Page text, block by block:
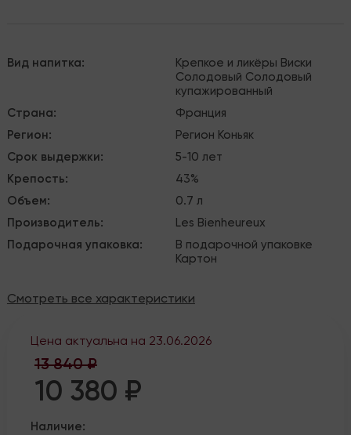
Вид напитка: Крепкое и ликёры Виски
Солодовый Солодовый
купажированный
Страна:
Франция
Регион:
Регион Коньяк
Срок выдержки:
5-10 лет
Крепость:
43%
Объем:
0.7 л
Производитель:
Les Bienheureux
Подарочная упаковка:
В подарочной упаковке
Картон
Смотреть все характеристики
Цена актуальна на 23.06.2026
13 840 ₽
10 380 ₽
Наличие: